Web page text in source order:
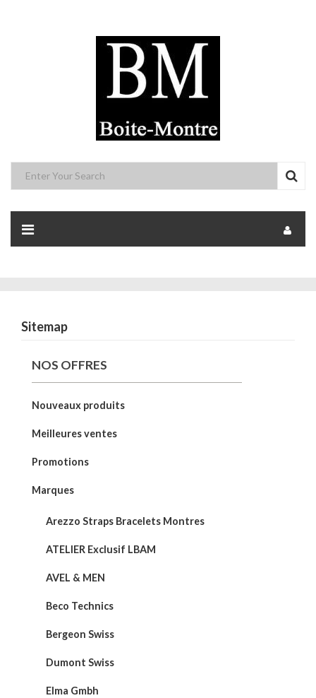
Sitemap
NOS OFFRES
Nouveaux produits
Meilleures ventes
Promotions
Marques
Arezzo Straps Bracelets Montres
ATELIER Exclusif LBAM
AVEL & MEN
Beco Technics
Bergeon Swiss
Dumont Swiss
Elma Gmbh